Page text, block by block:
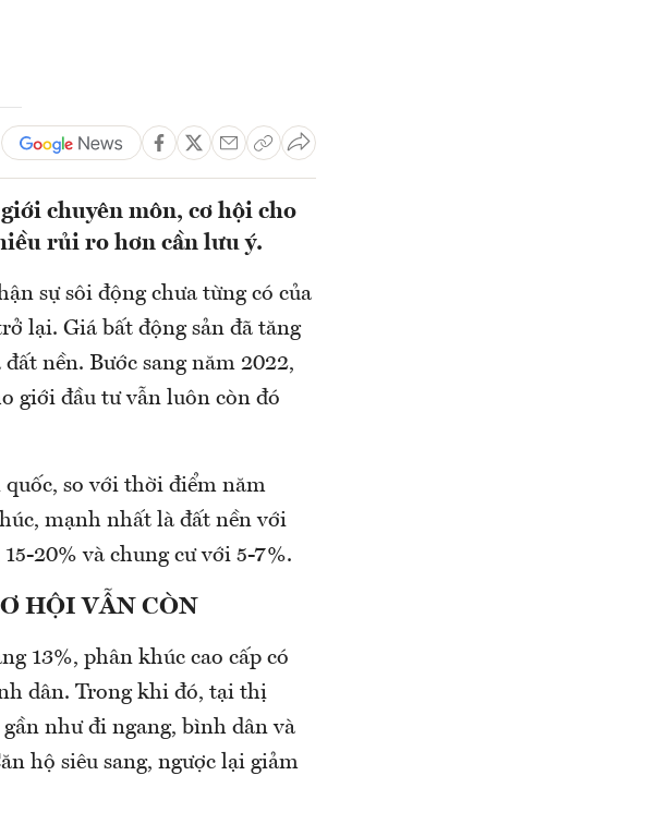
chuyên môn, cơ hội cho
rủi ro hơn cần lưu ý.
sự sôi động chưa từng có của
lại. Giá bất động sản đã tăng
nền. Bước sang năm 2022,
giới đầu tư vẫn luôn còn đó
so với thời điểm năm
mạnh nhất là đất nền với
20% và chung cư với 5-7%.
HỘI VẪN CÒN
13%, phân khúc cao cấp có
dân. Trong khi đó, tại thị
như đi ngang, bình dân và
hộ siêu sang, ngược lại giảm